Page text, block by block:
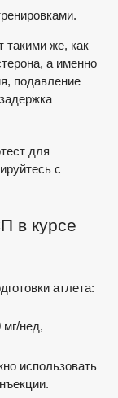
же, как
а именно
подавление
для
с
в курсе
атлета:
нед,
использовать